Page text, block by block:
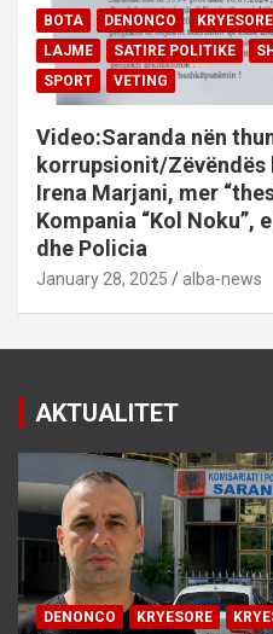
BOTA DENONCO KRYESORE
LAJME
SATIRE POLITIKE
SPORT
VETING
Video:Saranda nën
korrupsionit/Zëvëndës
Irena Marjani, mer
Kompania “Kol Noku”,
dhe Policia
January 28, 2025 alba-news
AKTUALITET
DENONCO KRYESORE